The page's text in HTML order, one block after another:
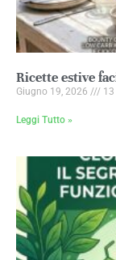
Ricette estive
Giugno 19, 2026
Leggi Tutto »